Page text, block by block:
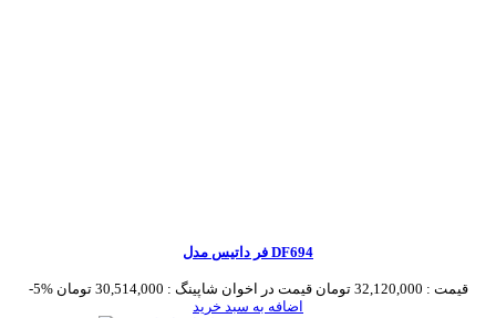
فر داتیس مدل DF694
-5% قیمت : 32,120,000 تومان قیمت در اخوان شاپینگ : 30,514,000 تومان
اضافه به سبد خرید